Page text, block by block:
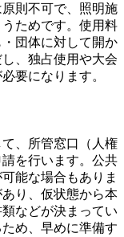
則不可で、照明施
ためです。使用料
団体に対して開か
、独占使用や大会
要になります。
、所管窓口（人権
を行います。公共
能な場合もありま
り、仮状態から本
などが決まってい
め、早めに準備す